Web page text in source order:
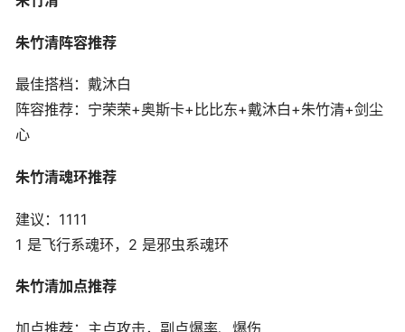
朱竹清阵容推荐
最佳搭档：戴沐白
阵容推荐：宁荣荣+奥斯卡+比比东+戴沐白+朱竹清+剑尘
心
朱竹清魂环推荐
建议：1111
1 是飞行系魂环，2 是邪虫系魂环
朱竹清加点推荐
加点推荐：主点攻击，副点爆率、爆伤